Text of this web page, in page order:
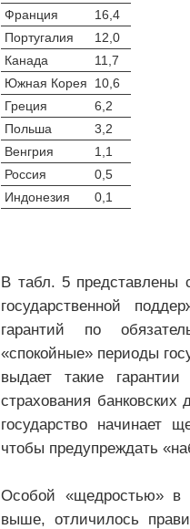
Франция
16,4
Португалия
12,0
Канада
11,7
Южная Корея
10,6
Греция
6,2
Польша
3,2
Венгрия
1,1
Россия
0,5
Индонезия
0,1
В табл. 5 представлены
государственной
гарантий по
«спокойные» периоды
выдает такие
страхования
государство начинает
чтобы предупреждать
Особой «щедростью»
выше, отличилось